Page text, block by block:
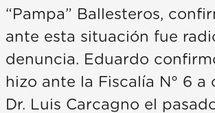
“Pampa” Ballesteros,
ante esta situación fue
denuncia. Eduardo
hizo ante la Fiscalía N° 6 a
Dr. Luis Carcagno el